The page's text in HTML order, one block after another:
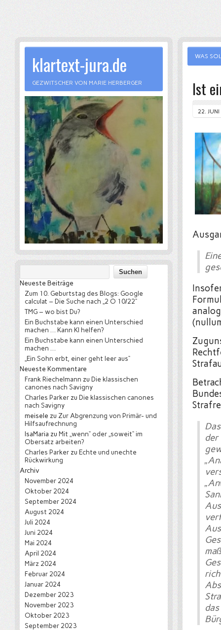
WAS
Ist
22.
klartext-jura.de
GEZWITSCHER VON MARIE HERBERGER
Neueste Beiträge
Zum 10. Geburtstag des Blogs: Google
calculat – Die Suche nach „2 O 10/22“
TMG – wo bist Du?
Ein Buchstabe kann einen Unterschied
machen … Kann KI helfen?
Ein Buchstabe kann einen Unterschied
machen …
„Ein Sohn erbt, einer geht leer aus“
Neueste Kommentare
Frank Riechelmann zu Die klassischen
canones nach Savigny
Charles Parker zu Die klassischen canones
nach Savigny
meisele zu Zur Abgrenzung von Primär- und
Hilfsaufrechnung
IsaMaria zu Mit „wenn“ oder „soweit“ im
Obersatz arbeiten?
Charles Parker zu Echte und unechte
Rückwirkung
Archiv
November 2024
Oktober 2024
September 2024
August 2024
Juli 2024
Juni 2024
Mai 2024
April 2024
März 2024
Februar 2024
Januar 2024
Dezember 2023
November 2023
Oktober 2023
September 2023